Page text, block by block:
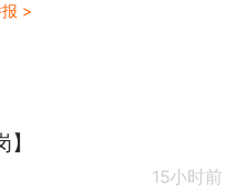
>
15小时前